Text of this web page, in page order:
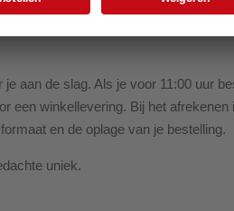
aan de slag. Als je voor 11:00 uur
een winkellevering. Bij het
en de oplage van je bestelling.
uniek.